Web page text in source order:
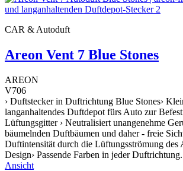
CAR & Autoduft
Areon Vent 7 Blue Stones
AREON
V706
› Duftstecker in Duftrichtung Blue Stones›
langanhaltendes Duftdepot fürs Auto zur
Lüftungsgitter › Neutralisiert unangenehme
bäumelnden Duftbäumen und daher - freie
Duftintensität durch die Lüftungsströmung des
Design› Passende Farben in jeder
Ansicht